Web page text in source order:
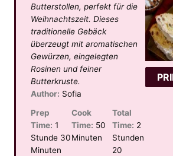
Butterstollen, perfekt für die
Weihnachtszeit. Dieses
traditionelle Gebäck
überzeugt mit aromatischen
Gewürzen, eingelegten
Rosinen und feiner
Butterkruste.
Author: Sofia
Prep
Time: 1
Stunde 30
Minuten
Cook
Time: 50
Minuten
Total
Time: 2
Stunden
20